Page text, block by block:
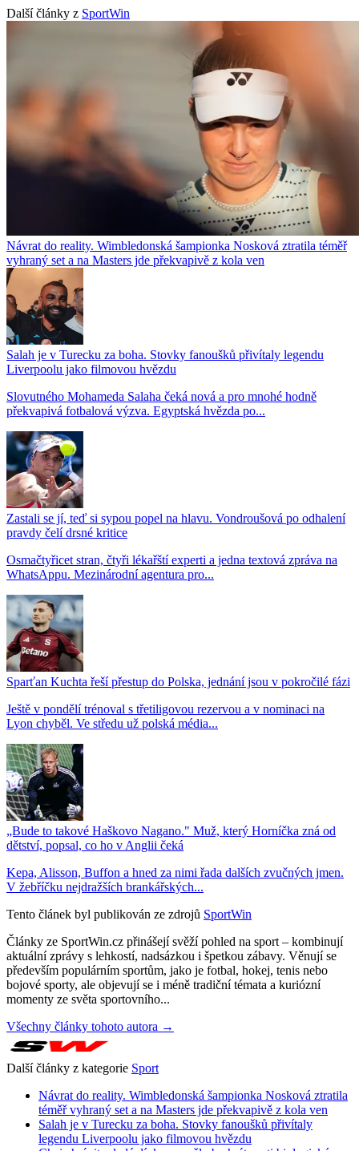
Další články z SportWin
Návrat do reality. Wimbledonská šampionka Nosková ztratila téměř
vyhraný set a na Masters jde překvapivě z kola ven
Salah je v Turecku za boha. Stovky fanoušků přivítaly legendu
Liverpoolu jako filmovou hvězdu
Slovutného Mohameda Salaha čeká nová a pro mnohé hodně
překvapivá fotbalová výzva. Egyptská hvězda po...
Zastali se jí, teď si sypou popel na hlavu. Vondroušová po odhalení
pravdy čelí drsné kritice
Osmačtyřicet stran, čtyři lékařští experti a jedna textová zpráva na
WhatsAppu. Mezinárodní agentura pro...
Sparťan Kuchta řeší přestup do Polska, jednání jsou v pokročilé fázi
Ještě v pondělí trénoval s třetiligovou rezervou a v nominaci na
Lyon chyběl. Ve středu už polská média...
„Bude to takové Haškovo Nagano." Muž, který Horníčka zná od
dětství, popsal, co ho v Anglii čeká
Kepa, Alisson, Buffon a hned za nimi řada dalších zvučných jmen.
V žebříčku nejdražších brankářských...
Tento článek byl publikován ze zdrojů SportWin
Články ze SportWin.cz přinášejí svěží pohled na sport – kombinují
aktuální zprávy s lehkostí, nadsázkou i špetkou zábavy. Věnují se
především populárním sportům, jako je fotbal, hokej, tenis nebo
bojové sporty, ale objevují se i méně tradiční témata a kuriózní
momenty ze světa sportovního...
Všechny články tohoto autora →
Další články z kategorie Sport
Návrat do reality. Wimbledonská šampionka Nosková ztratila
téměř vyhraný set a na Masters jde překvapivě z kola ven
Salah je v Turecku za boha. Stovky fanoušků přivítaly
legendu Liverpoolu jako filmovou hvězdu